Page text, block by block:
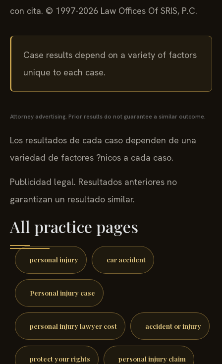
con cita. © 1997-2026 Law Offices Of SRIS, P.C.
Case results depend on a variety of factors
unique to each case.
Attorney advertising. Prior results do not guarantee a similar outcome.
Los resultados de cada caso dependen de una
variedad de factores ?nicos a cada caso.
Publicidad legal. Resultados anteriores no
garantizan un resultado similar.
All practice pages
personal injury car accident
Personal injury case
personal injury lawyer cost accident or injury
protect your rights personal injury claim